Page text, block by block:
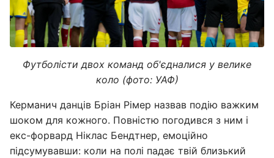
Футболісти двох команд об'єдналися у велике
коло (фото: УАФ)
Керманич данців Бріан Рімер назвав подію важким
шоком для кожного. Повністю погодився з ним і
екс-форвард Ніклас Бендтнер, емоційно
підсумувавши: коли на полі падає твій близький